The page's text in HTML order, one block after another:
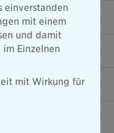
einverstanden
mit einem
und damit
im Einzelnen
mit Wirkung für